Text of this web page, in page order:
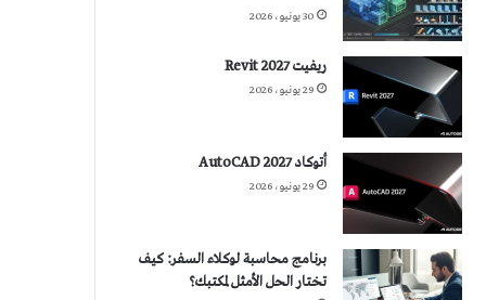
30 يونيو، 2026
ريفيت 2027 Revit
29 يونيو، 2026
أتوكاد 2027 AutoCAD
29 يونيو، 2026
برنامج محاسبة لوكلاء السفر: كيف
تختار الحل الأمثل لمكتبك؟